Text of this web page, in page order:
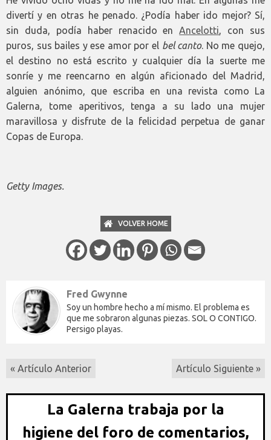
divertí y en otras he penado. ¿Podía haber ido mejor? Sí,
sin duda, podía haber renacido enAncelotti, con sus
puros, sus bailes y ese amor por el bel canto. No me quejo,
el destino no está escrito y cualquier día la suerte me
sonríe y me reencarno en algún aficionado del Madrid,
alguien anónimo, que escriba en una revista como La
Galerna, tome aperitivos, tenga a su lado una mujer
maravillosa y disfrute de la felicidad perpetua de ganar
Copas de Europa.
Getty Images.
VOLVER HOME
Fred Gwynne
Soy un hombre hecho a mí mismo. El problema es
que me sobraron algunas piezas. SOL O CONTIGO.
Persigo playas.
« Artículo Anterior Artículo Siguiente »
La Galerna trabaja por la
higiene del foro de comentarios,